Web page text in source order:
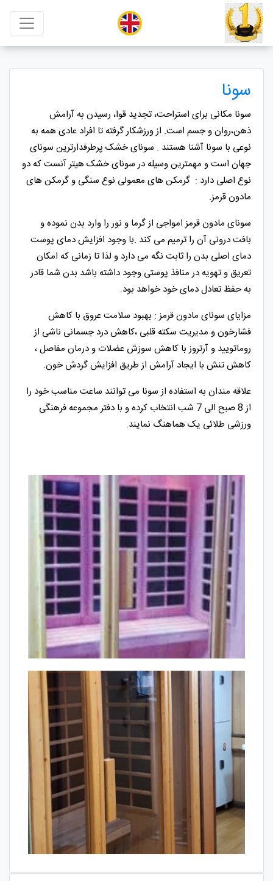
سونا
سونا مکانی برای استراحت، تجدید قوا، رسیدن به آرامش
ذهن،روان و جسم است. از ورزشکار گرفته تا افراد عادی همه به
نوعی با سونا آشنا هستند . سونای خشک پرطرفدارترین سونای
جهان است و مهمترین وسیله در سونای خشک هیتر آنست که دو
نوع اصلی دارد : گرمکن های معمولی نوع سنگی و گرمکن های
مادون قرمز.
سونای مادون قرمز امواجی از گرما و نور را وارد بدن نموده و
بافت درونی آن را ترمیم می کند .با وجود افزایش دمای پوست
دمای اصلی بدن را ثابت نگه می دارد و لذا تا زمانی که امکان
تعریق و تهویه در منافذ پوستی وجود داشته باشد بدن شما قادر
به حفظ تعادل دمای خود خواهد بود.
مزایای سونای مادون قرمز : بهبود سلامت عروق با کاهش
فشارخون و مدیریت سکته قلبی ،کاهش درد جسمانی ناشی از
روماتویید و آرتروز با کاهش سوزش عضلات و درمان مفاصل ،
کاهش تنش با ایجاد آرامش از طریق افزایش گردش خون.
علاقه مندان به استفاده از سونا می توانند ساعت مناسب خود را
از 8 صبح الی 7 شب انتخاب کرده و با دفتر مجموعه فرهنگی
ورزشی طلائی یک هماهنگ نمایند.